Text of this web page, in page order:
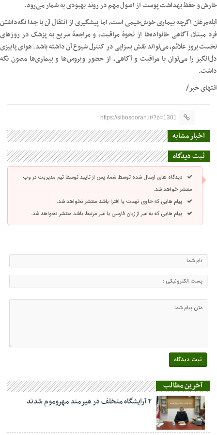
خارش و حفظ بهداشت پوست از اصول مهم در روند بهبودی به شمار می‌رود.
آبله‌مرغان اگرچه بیماری خوش‌خیمی است، اما پیشگیری از انتقال آن با جدا نگه‌داشتن
فرد مبتلا، آگاهی خانواده‌ها از نحوهٔ مراقبت، و مراجعهٔ سریع به پزشک در روزهای
نخست بروز علائم، می‌تواند نقش بسزایی در کنترل شیوع آن داشته باشد. هوای پاییزی
دل‌انگیز را می‌توان با مراقبت و آگاهی، از حضور ویروس‌ها و بیماری‌ها مصون نگه
داشت.
انتهای خبر/
https://sibosooran.ir/?p=1301
اخبار مشابه
ثبت دیدگاه
دیدگاه های ارسال شده توسط شما، پس از تایید توسط تیم مدیریت در وب
منتشر خواهد شد.
پیام هایی که حاوی تهمت یا افترا باشد منتشر نخواهد شد.
پیام هایی که به غیر از زبان فارسی یا غیر مرتبط باشد منتشر نخواهد شد.
آخرین مطالب
۲ آرایشگاه متخلف در هیرمند مهروموم شدند